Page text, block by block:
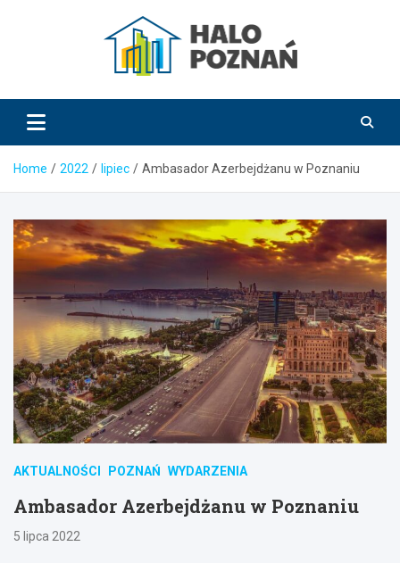
HaloPoznań.pl
Home 2022 lipiec Ambasador Azerbejdżanu w Poznaniu
AKTUALNOŚCI POZNAŃ WYDARZENIA
Ambasador Azerbejdżanu w Poznaniu
5 lipca 2022